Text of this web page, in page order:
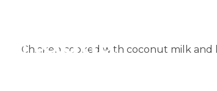
Chicken cooked with coconut milk and